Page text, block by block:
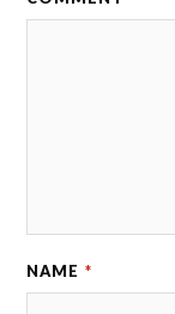
NAME *